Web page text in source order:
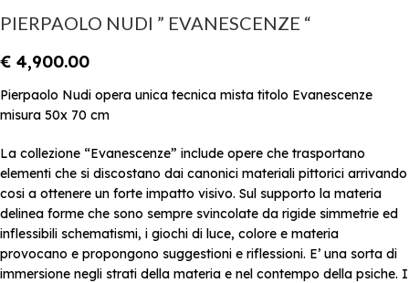
PIERPAOLO NUDI ” EVANESCENZE “
€ 4,900.00
Pierpaolo Nudi opera unica tecnica mista titolo Evanescenze
misura 50x 70 cm
La collezione “Evanescenze” include opere che trasportano
elementi che si discostano dai canonici materiali pittorici arrivando
cosi a ottenere un forte impatto visivo. Sul supporto la materia
delinea forme che sono sempre svincolate da rigide simmetrie ed
inflessibili schematismi, i giochi di luce, colore e materia
provocano e propongono suggestioni e riflessioni. E’ una sorta di
immersione negli strati della materia e nel contempo della psiche. I